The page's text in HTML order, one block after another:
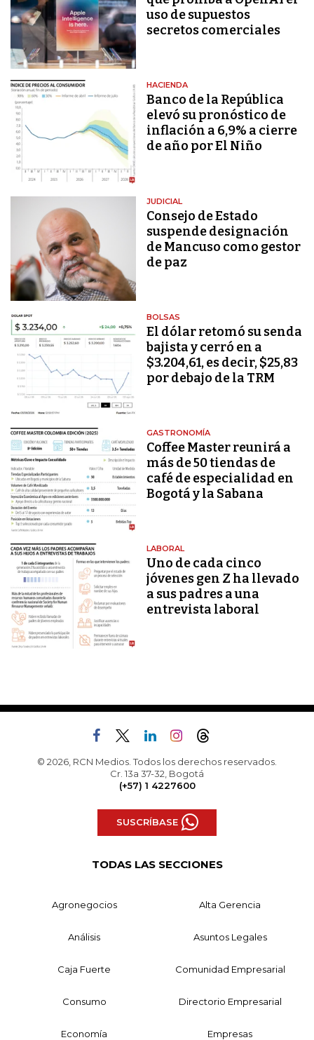
uso de supuestos
secretos comerciales
HACIENDA
Banco de la República
elevó su pronóstico de
inflación a 6,9% a cierre
de año por El Niño
JUDICIAL
Consejo de Estado
suspende designación
de Mancuso como gestor
de paz
BOLSAS
El dólar retomó su senda
bajista y cerró en a
$3.204,61, es decir, $25,83
por debajo de la TRM
GASTRONOMÍA
Coffee Master reunirá a
más de 50 tiendas de
café de especialidad en
Bogotá y la Sabana
LABORAL
Uno de cada cinco
jóvenes gen Z ha llevado
a sus padres a una
entrevista laboral
© 2026, RCN Medios. Todos los derechos reservados.
Cr. 13a 37-32, Bogotá
(+57) 1 4227600
SUSCRÍBASE
TODAS LAS SECCIONES
Agronegocios Alta Gerencia
Análisis Asuntos Legales
Caja Fuerte Comunidad Empresarial
Consumo Directorio Empresarial
Economía Empresas